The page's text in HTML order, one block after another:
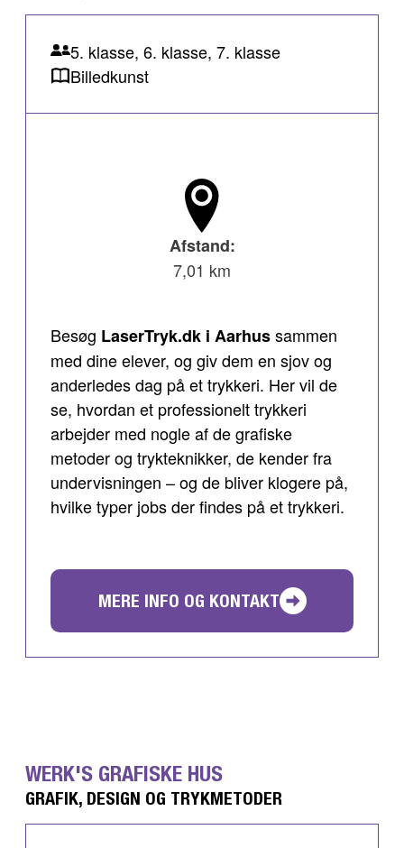
5. klasse, 6. klasse, 7. klasse
Billedkunst
Afstand:
7,01 km
Besøg LaserTryk.dk i Aarhussammen
med dine elever, og giv dem en sjov og
anderledes dag på et trykkeri. Her vil de
se, hvordan et professionelt trykkeri
arbejder med nogle af de grafiske
metoder og trykteknikker, de kender fra
undervisningen – og de bliver klogere på,
hvilke typer jobs der findes på et trykkeri.
MERE INFO OG KONTAKT
WERK'S GRAFISKE HUS
GRAFIK, DESIGN OG TRYKMETODER